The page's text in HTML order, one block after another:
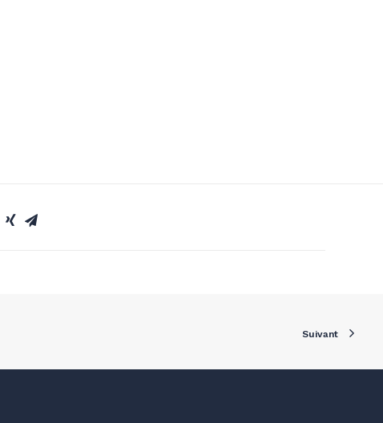
Suivant